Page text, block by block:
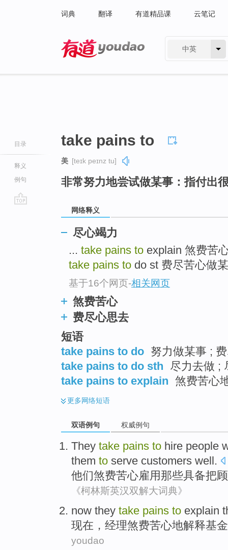
词典 翻译 有道精品课 云笔记
中英
目录
释义
例句
take pains to
美 [teɪk peɪnz tu]
非常努力地尝试做某事：指付出
网络释义
尽心竭力
... take pains to explain 煞费苦
take pains to do st 费尽苦心做
基于16个网页-相关网页
煞费苦心
费尽心思去
短语
take pains to do 努力做某事 ;
take pains to do sth 尽力去做 ;
take pains to explain 煞费苦心
更多网络短语
双语例句 权威例句
They take pains to hire people
them to serve customers well.
他们煞费苦心雇用 那些具备把
《柯林斯英汉双解大词典》
now they take pains to explain
现在 ，经理煞费苦心地解释基金
youdao